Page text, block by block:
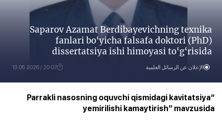
Saparov Azamat Berdibayevichning texnika
fanlari bo‘yicha falsafa doktori (PhD)
dissertatsiya ishi himoyasi to‘g‘risida
الإعلان عن الرسائل العلمية 20:07 / 13.06.2026
“Parrakli nasosning oquvchi qismidagi kavitatsiya
yemirilishi kamaytirish” mavzusida